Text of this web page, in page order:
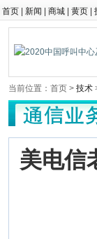
首页 新闻 商城 黄页
当前位置：首页 > 技术
美电信